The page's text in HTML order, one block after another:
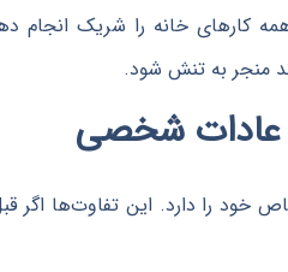
همه کارهای خانه را شریک
منجر به تنش شود.
خود را دارد. این تفاوت‌ها اگر